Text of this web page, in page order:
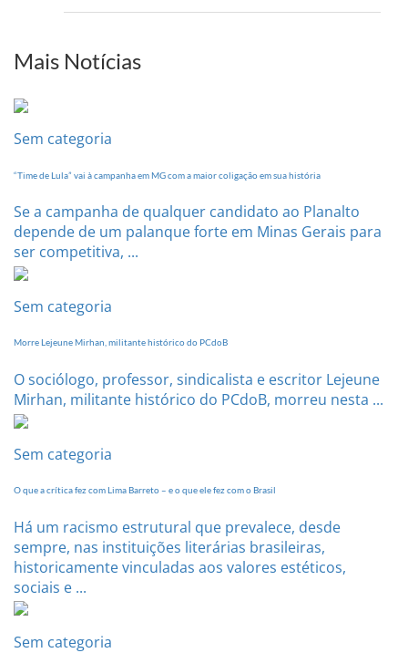
PI
setembro
Mais Notícias
Sem categoria
“Time de Lula” vai à campanha em MG com a maior coligação em sua história
Se a campanha de qualquer candidato ao Planalto
depende de um palanque forte em Minas Gerais para
ser competitiva, ...
Sem categoria
Morre Lejeune Mirhan, militante histórico do PCdoB
O sociólogo, professor, sindicalista e escritor Lejeune
Mirhan, militante histórico do PCdoB, morreu nesta ...
Sem categoria
O que a crítica fez com Lima Barreto – e o que ele fez com o Brasil
Há um racismo estrutural que prevalece, desde
sempre, nas instituições literárias brasileiras,
historicamente vinculadas aos valores estéticos,
sociais e ...
Sem categoria